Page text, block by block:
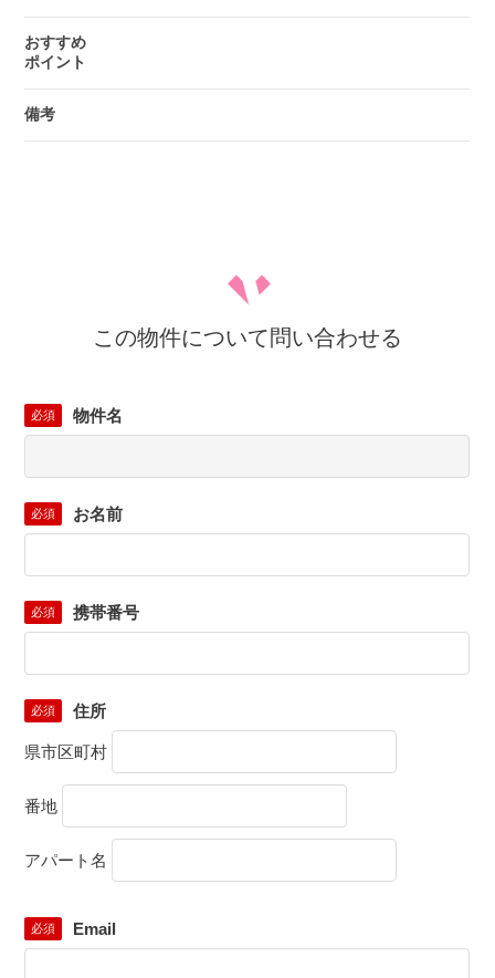
おすすめ
ポイント
備考
この物件について問い合わせる
必須 物件名
必須 お名前
必須 携帯番号
必須 住所
県市区町村
番地
アパート名
必須 Email